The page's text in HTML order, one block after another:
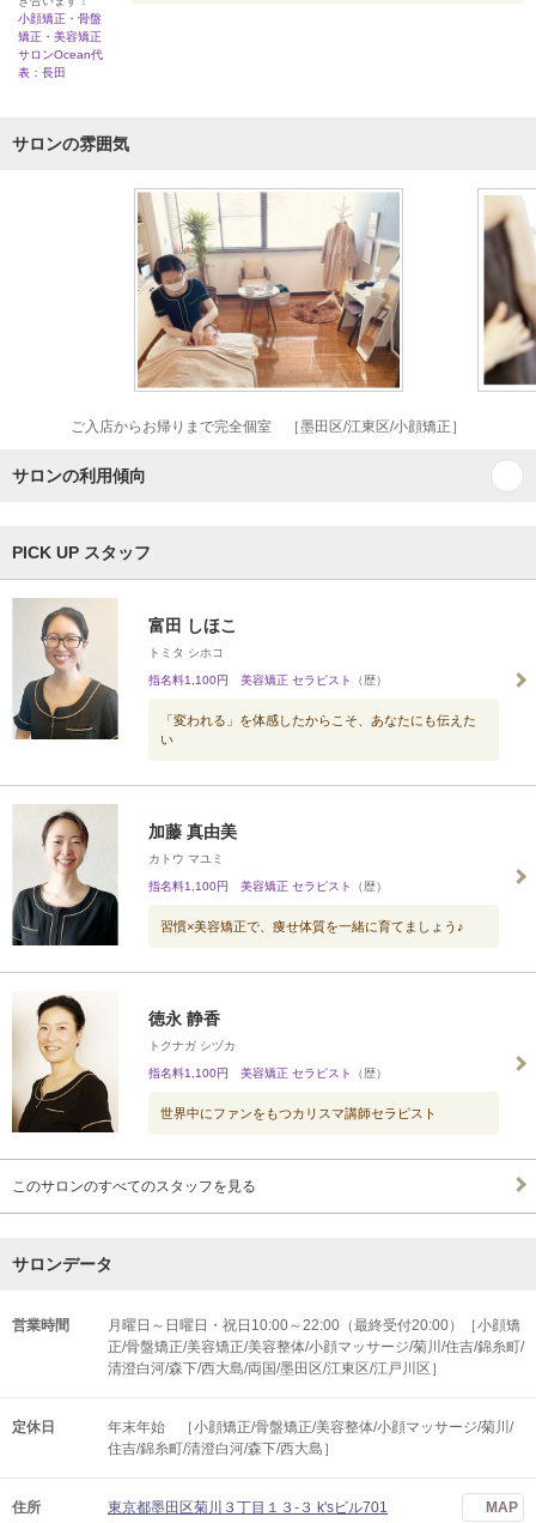
小顔矯正・骨盤
矯正・美容矯正
サロンOcean代
表：長田
サロンの雰囲気
ご入店からお帰りまで完全個室 ［墨田区/江東区/小顔矯正］
サロンの利用傾向
PICK UP スタッフ
富田 しほこ
トミタ シホコ
指名料1,100円 美容矯正 セラピスト （歴）
「変われる」を体感したからこそ、あなたにも伝えた
い
加藤 真由美
カトウ マユミ
指名料1,100円 美容矯正 セラピスト （歴）
習慣×美容矯正で、痩せ体質を一緒に育てましょう♪
徳永 静香
トクナガ シヅカ
指名料1,100円 美容矯正 セラピスト （歴）
世界中にファンをもつカリスマ講師セラピスト
このサロンのすべてのスタッフを見る
サロンデータ
営業時間
月曜日～日曜日・祝日10:00～22:00（最終受付20:00）［小顔矯
正/骨盤矯正/美容矯正/美容整体/小顔マッサージ/菊川/住吉/錦糸町/
清澄白河/森下/西大島/両国/墨田区/江東区/江戸川区］
定休日
年末年始 ［小顔矯正/骨盤矯正/美容整体/小顔マッサージ/菊川/
住吉/錦糸町/清澄白河/森下/西大島］
住所 東京都墨田区菊川３丁目１３-３ k'sビル701 MAP